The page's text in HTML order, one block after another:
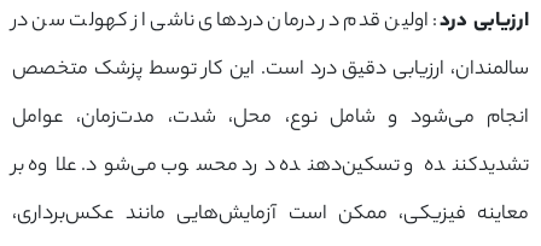
ارزیابی درد: اولین قدم در درمان دردهای ناشی از کهولت سن در
سالمندان، ارزیابی دقیق درد است. این کار توسط پزشک متخصص
انجام می‌شود و شامل نوع، محل، شدت، مدت‌زمان، عوامل
تشدیدکننده و تسکین‌دهنده درد محسوب می‌شود. علاوه بر
معاینه فیزیکی، ممکن است آزمایش‌هایی مانند عکس‌برداری،